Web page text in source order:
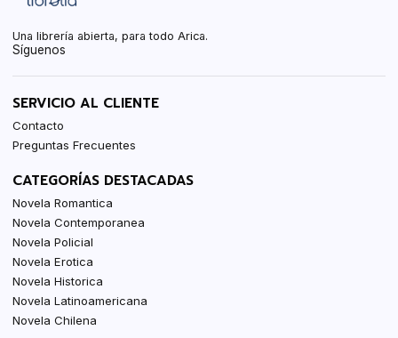
Una librería abierta, para todo Arica.
Síguenos
SERVICIO AL CLIENTE
Contacto
Preguntas Frecuentes
CATEGORÍAS DESTACADAS
Novela Romantica
Novela Contemporanea
Novela Policial
Novela Erotica
Novela Historica
Novela Latinoamericana
Novela Chilena